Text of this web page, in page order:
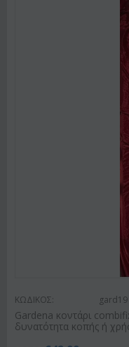
ΚΩΔΙΚΟΣ: gard19
Gardena κοντάρι
δυνατότητα κοπής ή